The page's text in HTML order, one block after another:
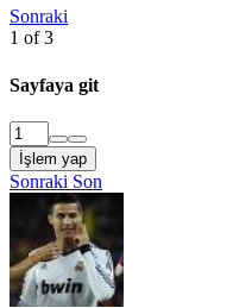
Sonraki
1 of 3
Sayfaya git
İşlem yap
Sonraki Son